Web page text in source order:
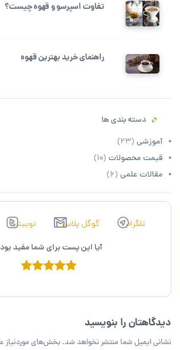
تفاوت اسپرسو و قهوه چیست؟
راهنمای خرید بهترین قهوه
دسته بندی ها
آموزشی (23)
قیمت محصولات (10)
مقالات علمی (6)
تلگرام گوگل پلاس توييتر
آیا این پست برای شما مفید
دیدگاهتان را بنویسید
نشانی ایمیل شما منتشر نخواهد شد. بخش‌های موردنیاز